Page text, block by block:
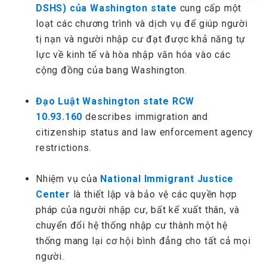
DSHS) của Washington state cung cấp một
loạt các chương trình và dịch vụ để giúp người
tị nạn và người nhập cư đạt được khả năng tự
lực về kinh tế và hòa nhập văn hóa vào các
cộng đồng của bang Washington.
Đạo Luật Washington state RCW
10.93.160 describes immigration and
citizenship status and law enforcement agency
restrictions.
Nhiệm vụ của National Immigrant Justice
Center là thiết lập và bảo vệ các quyền hợp
pháp của người nhập cư, bất kể xuất thân, và
chuyển đổi hệ thống nhập cư thành một hệ
thống mang lại cơ hội bình đẳng cho tất cả mọi
người.